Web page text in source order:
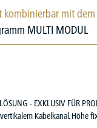
kombinierbar mit dem
MULTI MODUL
- EXKLUSIV FÜR
Kabelkanal. Höhe